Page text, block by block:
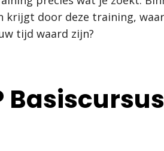
krijgt door deze training,
tijd waard zijn?